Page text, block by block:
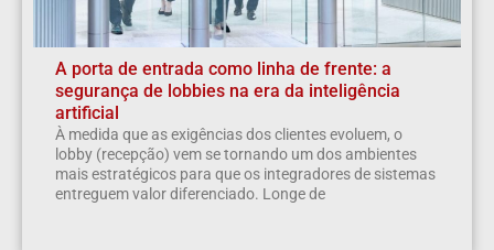
A porta de entrada como linha de frente: a
segurança de lobbies na era da inteligência
artificial
À medida que as exigências dos clientes evoluem, o
lobby (recepção) vem se tornando um dos ambientes
mais estratégicos para que os integradores de sistemas
entreguem valor diferenciado. Longe de